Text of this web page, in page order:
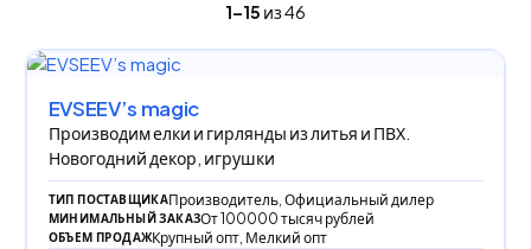
1–15 из 46
EVSEEV’s magic
Производим елки и гирлянды из литья и ПВХ.
Новогодний декор, игрушки
ТИП ПОСТАВЩИКАПроизводитель, Официальный дилер
МИНИМАЛЬНЫЙ ЗАКАЗОт 100000 тысяч рублей
ОБЪЕМ ПРОДАЖКрупный опт, Мелкий опт